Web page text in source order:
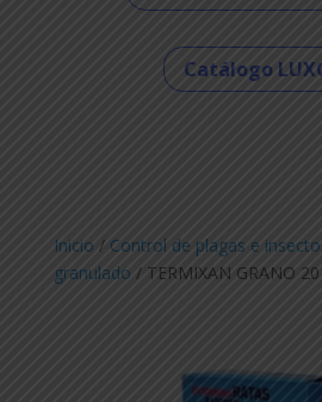
Catálogo
Inicio / Control de plagas e
granulado / TERMIXAN GRANO